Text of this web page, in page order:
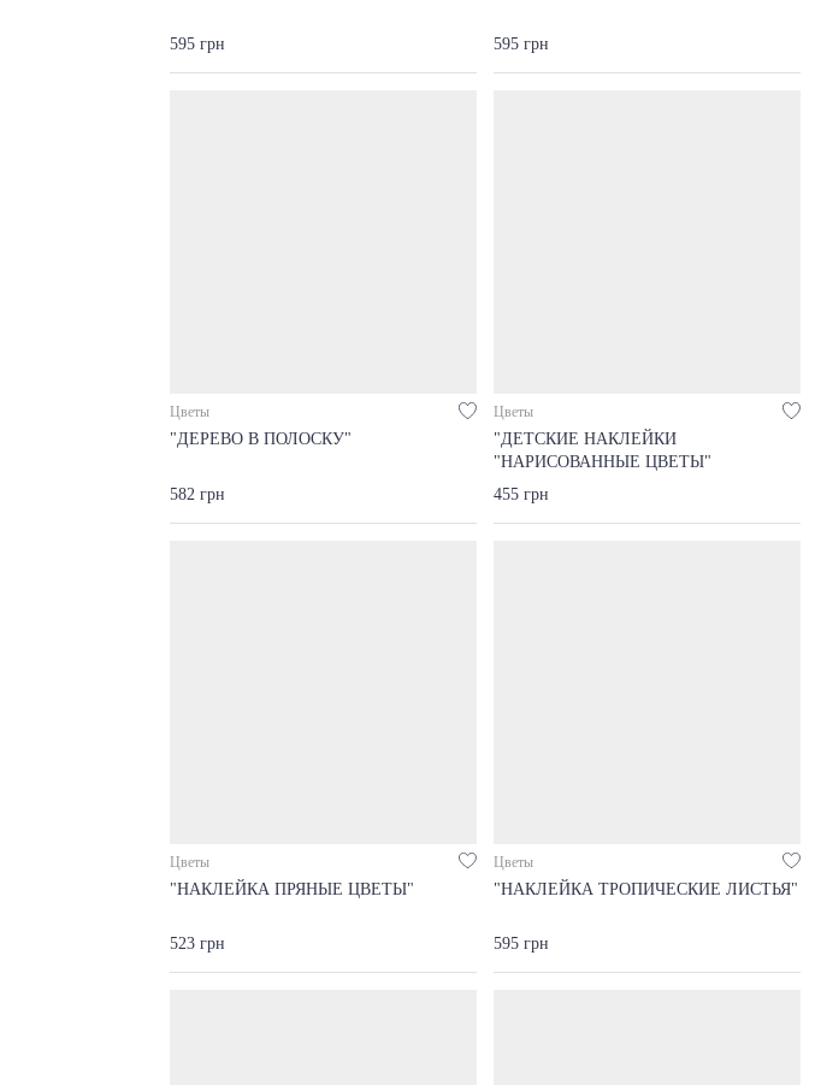
595 грн 595 грн
Цветы
"ДЕРЕВО В ПОЛОСКУ"
582 грн
Цветы
"ДЕТСКИЕ НАКЛЕЙКИ
"НАРИСОВАННЫЕ ЦВЕТЫ"
455 грн
Цветы
"НАКЛЕЙКА ПРЯНЫЕ ЦВЕТЫ"
523 грн
Цветы
"НАКЛЕЙКА ТРОПИЧЕСКИЕ ЛИСТЬЯ"
595 грн